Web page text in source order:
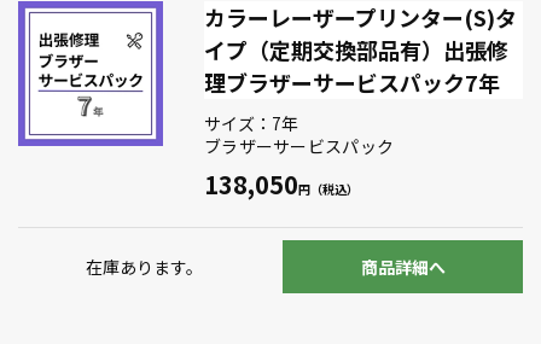
カラーレーザープリンター(S)タ
イプ（定期交換部品有）出張修
理ブラザーサービスパック7年
サイズ：7年
ブラザーサービスパック
138,050
在庫あります。 商品詳細へ